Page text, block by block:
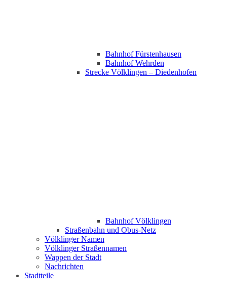
Bahnhof Fürstenhausen
Bahnhof Wehrden
Strecke Völklingen – Diedenhofen
Bahnhof Völklingen
Straßenbahn und Obus-Netz
Völklinger Namen
Völklinger Straßennamen
Wappen der Stadt
Nachrichten
Stadtteile